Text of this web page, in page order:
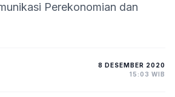
Perekonomian dan
8 DESEMBER 2020
15:03 WIB